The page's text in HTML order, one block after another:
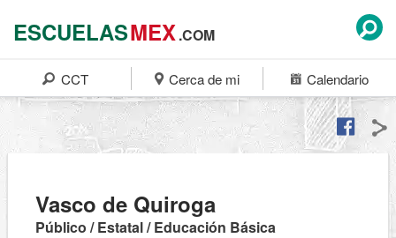
ESCUELASMEX.COM
CCT Cerca de mi Calendario
Vasco de Quiroga
Público / Estatal / Educación Básica